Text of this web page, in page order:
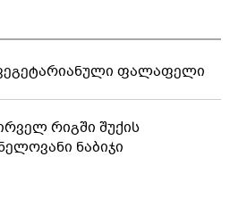
ფალაფელი
რიგში შუქის
ნაბიჯი